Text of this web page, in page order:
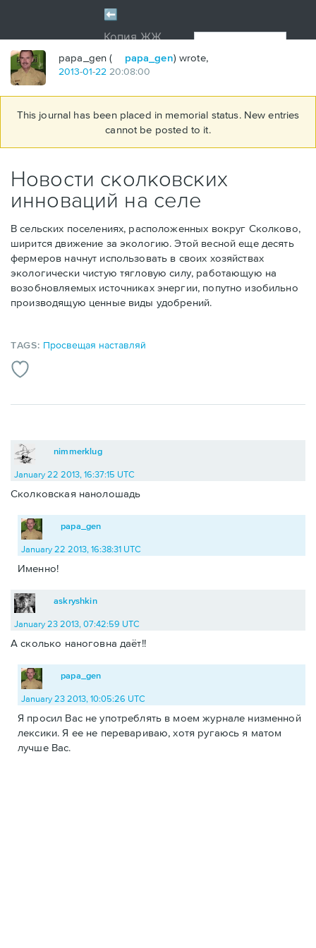
papa_gen ( papa_gen) wrote,
2013-01-22 20:08:00
This journal has been placed in memorial status. New entries
cannot be posted to it.
Новости сколковских
инноваций на селе
В сельских поселениях, расположенных вокруг Сколково,
ширится движение за экологию. Этой весной еще десять
фермеров начнут использовать в своих хозяйствах
экологически чистую тягловую силу, работающую на
возобновляемых источниках энергии, попутно изобильно
производящую ценные виды удобрений.
TAGS: Просвещая наставляй
nimmerklug
January 22 2013, 16:37:15 UTC
Сколковская нанолошадь
papa_gen
January 22 2013, 16:38:31 UTC
Именно!
askryshkin
January 23 2013, 07:42:59 UTC
А сколько наноговна даёт!!
papa_gen
January 23 2013, 10:05:26 UTC
Я просил Вас не употреблять в моем журнале низменной
лексики. Я ее не перевариваю, хотя ругаюсь я матом
лучше Вас.